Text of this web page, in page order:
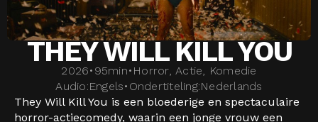
THEY WILL KILL YOU
2026• 95min• Horror, Actie, Komedie
Audio:Engels• Ondertiteling:Nederlands
They Will Kill You is een bloederige en spectaculaire
horror-actiecomedy, waarin een jonge vrouw een